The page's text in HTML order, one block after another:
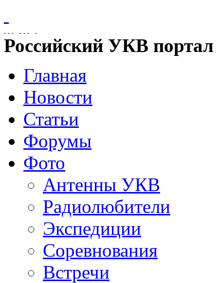
Российский УКВ портал
Главная
Новости
Статьи
Форумы
Фото
Антенны УКВ
Радиолюбители
Экспедиции
Соревнования
Встречи